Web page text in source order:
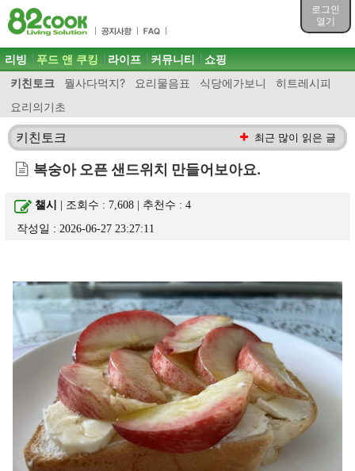
로그인
열기
목차
주메뉴 바로가기
컨텐츠 바로가기
검색 바로가기
로그인 바로가기
주메뉴
리빙 푸드 앤 쿠킹
키친토크 뭘사다먹지? 요리물음표 식당에가보니
히트레시피
요리의기초
라이프 커뮤니티 쇼핑
키친토크 최근 많이 읽은 글
복숭아 오픈 샌드위치 만들어보아요.
챌시 | 조회수 : 7,608 | 추천수 :4
작성일 : 2026-06-27 23:27:11